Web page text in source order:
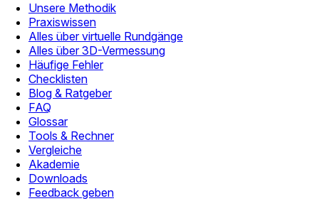
Unsere Methodik
Praxiswissen
Alles über virtuelle Rundgänge
Alles über 3D-Vermessung
Häufige Fehler
Checklisten
Blog & Ratgeber
FAQ
Glossar
Tools & Rechner
Vergleiche
Akademie
Downloads
Feedback geben